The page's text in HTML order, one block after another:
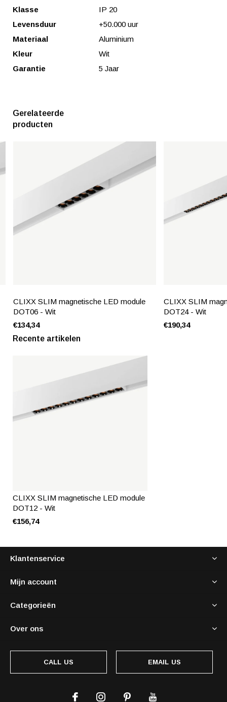
Klasse
IP 20
Levensduur
+50.000 uur
Materiaal
Aluminium
Kleur
Wit
Garantie
5 Jaar
Gerelateerde
producten
CLIXX SLIM magnetische LED module
DOT06 - Wit
€134,34
CLIXX SLIM
DOT24 - Wit
€190,34
Recente artikelen
CLIXX SLIM magnetische LED module
DOT12 - Wit
€156,74
Klantenservice
Mijn account
Categorieën
Over ons
CALL US EMAIL US